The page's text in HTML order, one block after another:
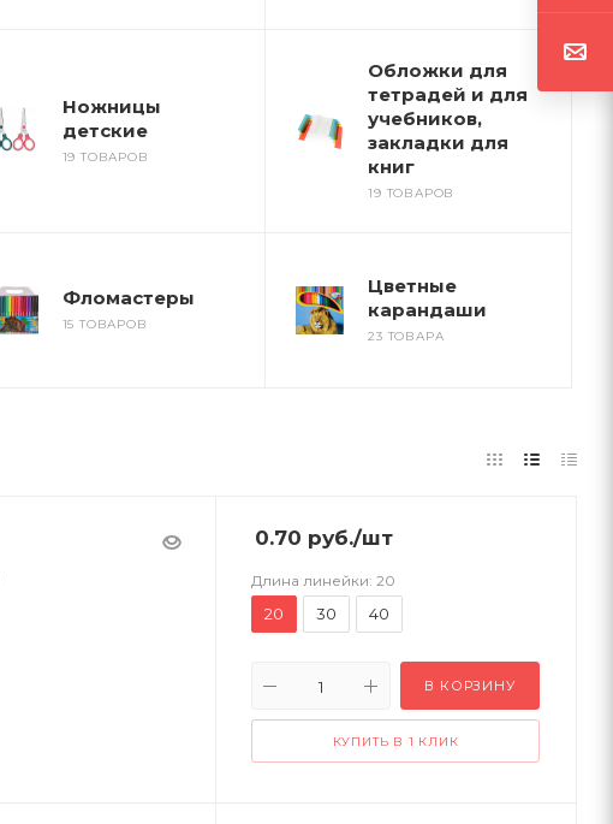
Ножницы
детские
19 ТОВАРОВ
Обложки для
тетрадей и для
учебников,
закладки для
книг
19 ТОВАРОВ
Фломастеры
15 ТОВАРОВ
Цветные
карандаши
23 ТОВАРА
0.70 руб./шт
Длина линейки: 20
20 30 40
В КОРЗИНУ
КУПИТЬ В 1 КЛИК